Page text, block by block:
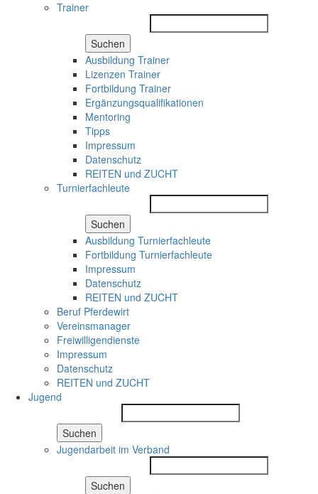
Trainer
Suchen
Ausbildung Trainer
Lizenzen Trainer
Fortbildung Trainer
Ergänzungsqualifikationen
Mentoring
Tipps
Impressum
Datenschutz
REITEN und ZUCHT
Turnierfachleute
Suchen
Ausbildung Turnierfachleute
Fortbildung Turnierfachleute
Impressum
Datenschutz
REITEN und ZUCHT
Beruf Pferdewirt
Vereinsmanager
Freiwilligendienste
Impressum
Datenschutz
REITEN und ZUCHT
Jugend
Suchen
Jugendarbeit im Verband
Suchen